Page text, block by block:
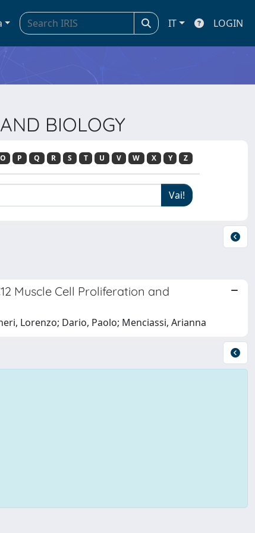
IT LOGIN
BIOLOGY
O P Q R S T U V W X Y Z
Muscle Cell Proliferation and
Lorenzo; Dario, Paolo; Menciassi, Arianna